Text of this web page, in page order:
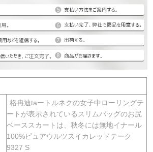
格冉迪taートルネクの女子中ローリングテ
ートが表示されているスリムバッグのお尻
ベーススカートは、秋冬には無地イナール
100%ピュアウルツスイカレッドテーク
9327 S